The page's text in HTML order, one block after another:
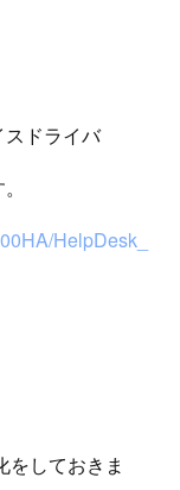
ドライバ
HelpDesk_
をしておきま